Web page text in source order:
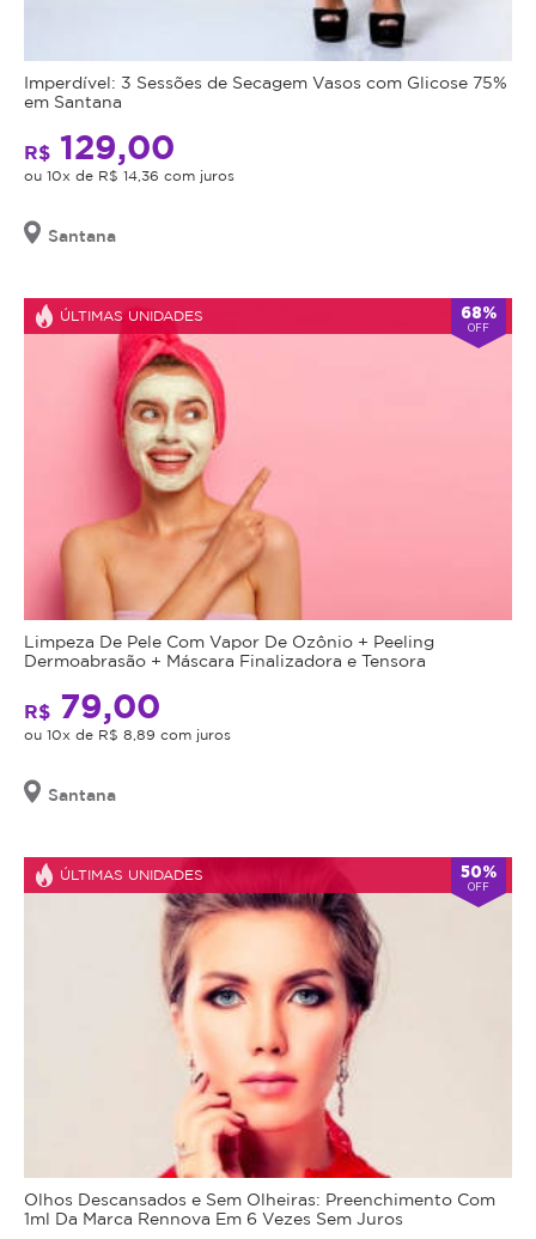
Imperdível: 3 Sessões de Secagem Vasos com Glicose 75%
em Santana
R$ 129,00
ou 10x de R$ 14,36 com juros
Santana
ÚLTIMAS UNIDADES 68%
OFF
Limpeza De Pele Com Vapor De Ozônio + Peeling
Dermoabrasão + Máscara Finalizadora e Tensora
R$ 79,00
ou 10x de R$ 8,89 com juros
Santana
ÚLTIMAS UNIDADES 50%
OFF
Olhos Descansados e Sem Olheiras: Preenchimento Com
1ml Da Marca Rennova Em 6 Vezes Sem Juros